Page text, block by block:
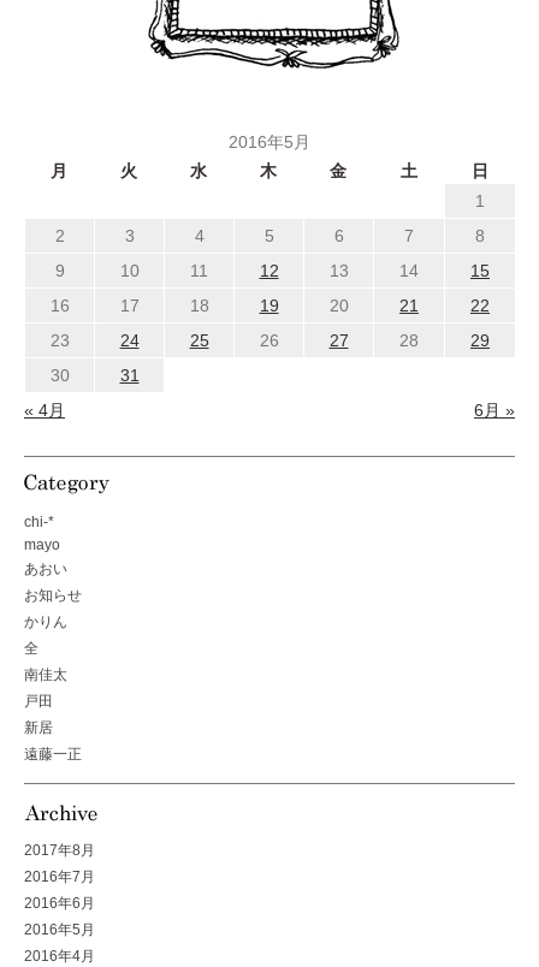
2016年5月
月
火 水 木 金 土 日
« 4月 6月 »
1
2
3 4 5 6 7
8
9
10 11 12 13 14
15
16
17 18 19 20 21
22
23
24 25 26 27 28
29
30
31
chi-*
mayo
あおい
お知らせ
かりん
全
南佳太
戸田
新居
遠藤一正
2017年8月
2016年7月
2016年6月
2016年5月
2016年4月